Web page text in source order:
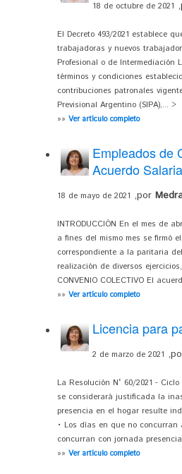
18 de octubre de 2021
El Decreto 493/2021 establece
trabajadoras y nuevos
Profesional o de Intermediación
términos y condiciones
contribuciones patronales
Previsional Argentino (SIPA),... >
»» Ver artículo completo
Empleados de
Acuerdo
18 de mayo de 2021 ,por
INTRODUCCIÓN En el mes de
a fines del mismo mes se firmó
correspondiente a la paritaria
realización de diversos
CONVENIO COLECTIVO El
»» Ver artículo completo
Licencia para
2 de marzo de 2021
La Resolución N° 60/2021 -
se considerará justificada la
presencia en el hogar resulte
• Los días en que no concurran
concurran con jornada
»» Ver artículo completo